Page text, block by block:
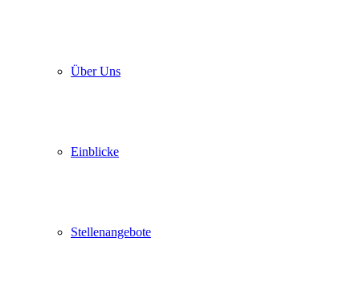
Über Uns
Einblicke
Stellenangebote